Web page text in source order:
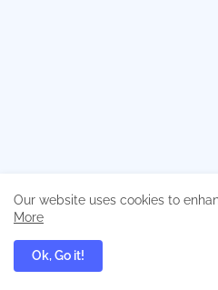
Our website uses cookies to
More
Ok, Go it!